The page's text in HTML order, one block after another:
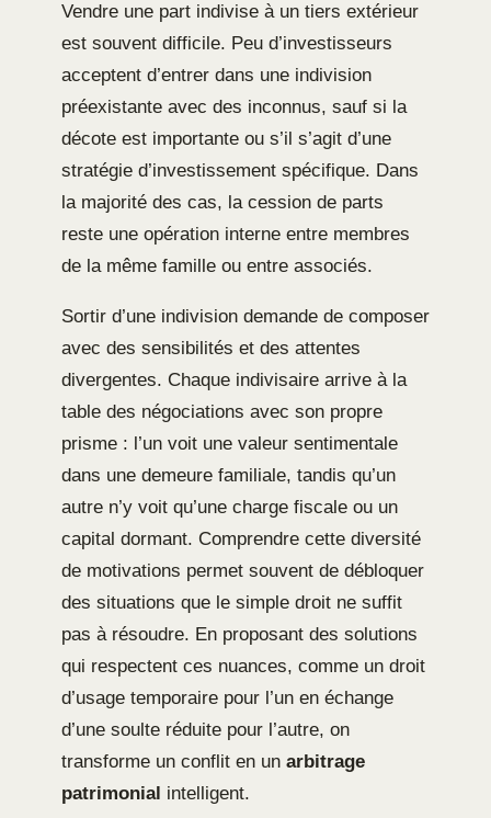
Vendre une part indivise à un tiers extérieur
est souvent difficile. Peu d’investisseurs
acceptent d’entrer dans une indivision
préexistante avec des inconnus, sauf si la
décote est importante ou s’il s’agit d’une
stratégie d’investissement spécifique. Dans
la majorité des cas, la cession de parts
reste une opération interne entre membres
de la même famille ou entre associés.
Sortir d’une indivision demande de composer
avec des sensibilités et des attentes
divergentes. Chaque indivisaire arrive à la
table des négociations avec son propre
prisme : l’un voit une valeur sentimentale
dans une demeure familiale, tandis qu’un
autre n’y voit qu’une charge fiscale ou un
capital dormant. Comprendre cette diversité
de motivations permet souvent de débloquer
des situations que le simple droit ne suffit
pas à résoudre. En proposant des solutions
qui respectent ces nuances, comme un droit
d’usage temporaire pour l’un en échange
d’une soulte réduite pour l’autre, on
transforme un conflit en un arbitrage
patrimonial intelligent.